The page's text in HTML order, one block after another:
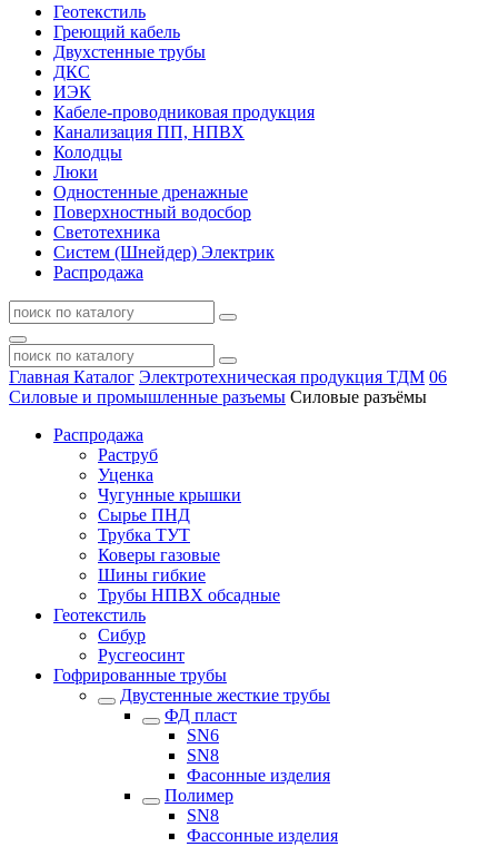
Геотекстиль
Греющий кабель
Двухстенные трубы
ДКС
ИЭК
Кабеле-проводниковая продукция
Канализация ПП, НПВХ
Колодцы
Люки
Одностенные дренажные
Поверхностный водосбор
Светотехника
Систем (Шнейдер) Электрик
Распродажа
Главная Каталог Электротехническая продукция ТДМ 06
Силовые и промышленные разъемы Силовые разъёмы
Распродажа
Раструб
Уценка
Чугунные крышки
Сырье ПНД
Трубка ТУТ
Коверы газовые
Шины гибкие
Трубы НПВХ обсадные
Геотекстиль
Сибур
Русгеосинт
Гофрированные трубы
Двустенные жесткие трубы
ФД пласт
SN6
SN8
Фасонные изделия
Полимер
SN8
Фассонные изделия